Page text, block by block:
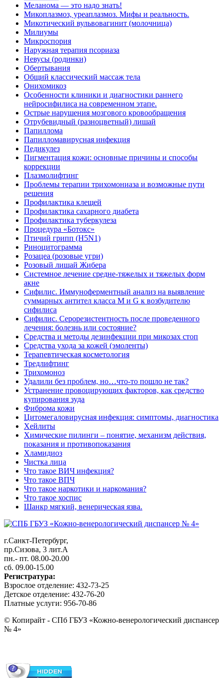
Меланома — это надо знать!
Микоплазмоз, уреаплазмоз. Мифы и реальность.
Микотический вульвовагинит (молочница)
Милиумы
Микроспория
Наружная терапия псориаза
Невусы (родинки)
Обертывания
Общий классический массаж тела
Онихомикоз
Особенности клиники и диагностики раннего
нейросифилиса на современном этапе.
Острые нарушения мозгового кровообращения
Отрубевидный (разноцветный) лишай
Папиллома
Папилломавирусная инфекция
Педикулез
Пигментация кожи: основные причины и способы
коррекции
Плазмолифтинг
Проблемы терапии трихомониаза и возможные пути
решения
Профилактика клещей
Профилактика сахарного диабета
Профилактика туберкулеза
Процедура «Ботокс»
Птичий грипп (H5N1)
Риноцитограмма
Розацеа (розовые угри)
Розовый лишай Жибера
Системное лечение средне-тяжелых и тяжелых форм
акне
Сифилис. Иммуноферментный анализ на выявление
суммарных антител класса M и G к возбудителю
сифилиса
Сифилис. Серорезистентность после проведенного
лечения: болезнь или состояние?
Средства и методы дезинфекции при микозах стоп
Средства ухода за кожей (эмоленты)
Терапевтическая косметология
Тредлифтинг
Трихомоноз
Удалили без проблем, но…что-то пошло не так?
Устранение провоцирующих факторов, как средство
купирования зуда
Фиброма кожи
Цитомегаловирусная инфекция: симптомы, диагностика
Хейлиты
Химические пилинги – понятие, механизм действия,
показания и противопоказания
Хламидиоз
Чистка лица
Что такое ВИЧ инфекция?
Что такое ВПЧ
Что такое наркотики и наркомания?
Что такое хоспис
Шанкр мягкий, венерическая язва.
г.Санкт-Петербург,
пр.Сизова, 3 лит.А
пн.- пт. 08.00-20.00
сб. 09.00-15.00
Регистратура:
Взрослое отделение: 432-73-25
Детское отделение: 432-76-20
Платные услуги: 956-70-86
© Копирайт - СПб ГБУЗ «Кожно-венерологический диспансер
№ 4»